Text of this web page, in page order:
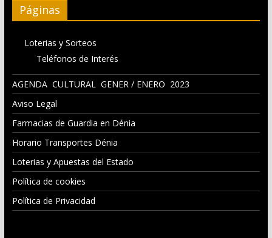
Páginas
Loterias y Sorteos
Teléfonos de Interés
AGENDA CULTURAL GENER / ENERO 2023
Aviso Legal
Farmacias de Guardia en Dénia
Horario Transportes Dénia
Loterias y Apuestas del Estado
Política de cookies
Política de Privacidad